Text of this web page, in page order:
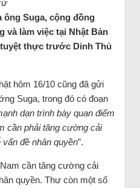
Suga, cộng đồng
và làm việc tại Nhật Bản
thực trước Dinh Thủ
hôm 16/10 cũng đã gửi
Suga, trong đó có đoạn
dạn trình bày quan điểm
cần phải tăng cường cải
đề nhân quyền”.
cần tăng cường cải
quyền. Thư còn một số